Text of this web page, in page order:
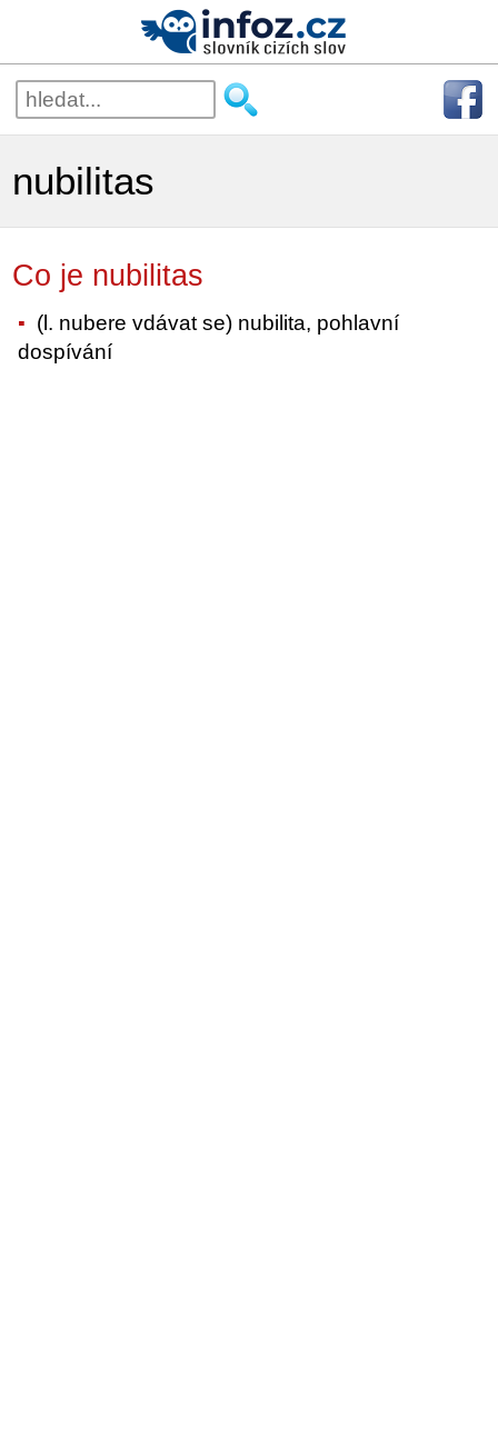
nubilitas
Co je nubilitas
(l. nubere vdávat se) nubilita, pohlavní
dospívání